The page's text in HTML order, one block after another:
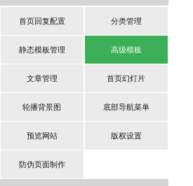
首页回复配置 分类管理
静态模板管理 高级模板
文章管理 首页幻灯片
轮播背景图 底部导航菜单
预览网站 版权设置
防伪页面制作